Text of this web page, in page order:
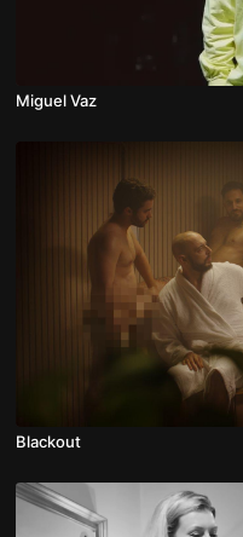
Miguel Vaz
Blackout